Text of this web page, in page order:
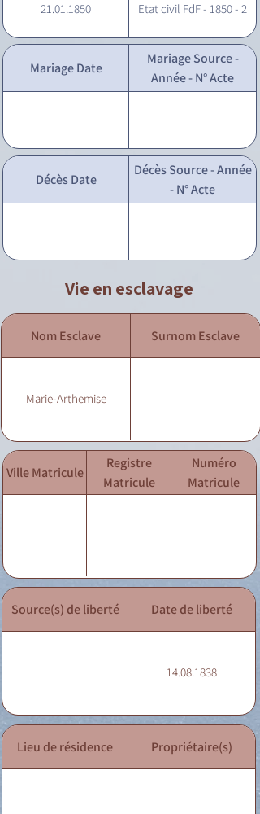
21.01.1850 Etat civil FdF - 1850 - 2
Mariage Date
Mariage Source -
Année - N° Acte
Décès Date
Décès Source - Année
- N° Acte
Vie en esclavage
Nom Esclave Surnom Esclave
Marie-Arthemise
Ville Matricule
Registre
Matricule
Numéro
Matricule
Source(s) de liberté Date de liberté
14.08.1838
Lieu de résidence Propriétaire(s)